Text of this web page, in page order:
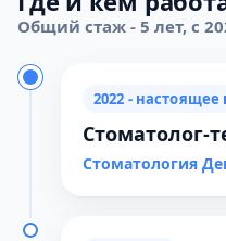
Общий стаж - 5 лет, с
2022 - настоящее
Стоматолог-
Стоматология